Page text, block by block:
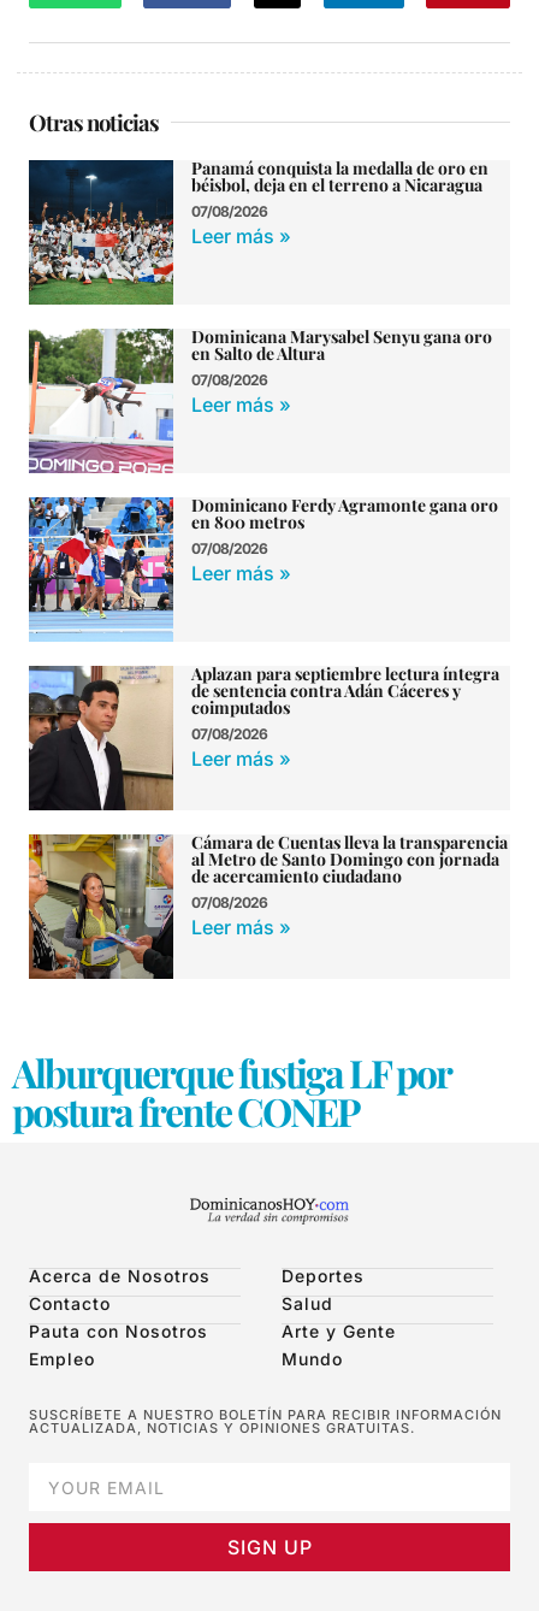
Otras noticias
Panamá conquista la medalla de oro en
béisbol, deja en el terreno a Nicaragua
07/08/2026
Leer más »
Dominicana Marysabel Senyu gana oro
en Salto de Altura
07/08/2026
Leer más »
Dominicano Ferdy Agramonte gana oro
en 800 metros
07/08/2026
Leer más »
Aplazan para septiembre lectura íntegra
de sentencia contra Adán Cáceres y
coimputados
07/08/2026
Leer más »
Cámara de Cuentas lleva la transparencia
al Metro de Santo Domingo con jornada
de acercamiento ciudadano
07/08/2026
Leer más »
Alburquerque fustiga LF por
postura frente CONEP
Acerca de Nosotros
Contacto
Pauta con Nosotros
Empleo
Deportes
Salud
Arte y Gente
Mundo
SUSCRÍBETE A NUESTRO BOLETÍN PARA RECIBIR INFORMACIÓN
ACTUALIZADA, NOTICIAS Y OPINIONES GRATUITAS.
SIGN UP